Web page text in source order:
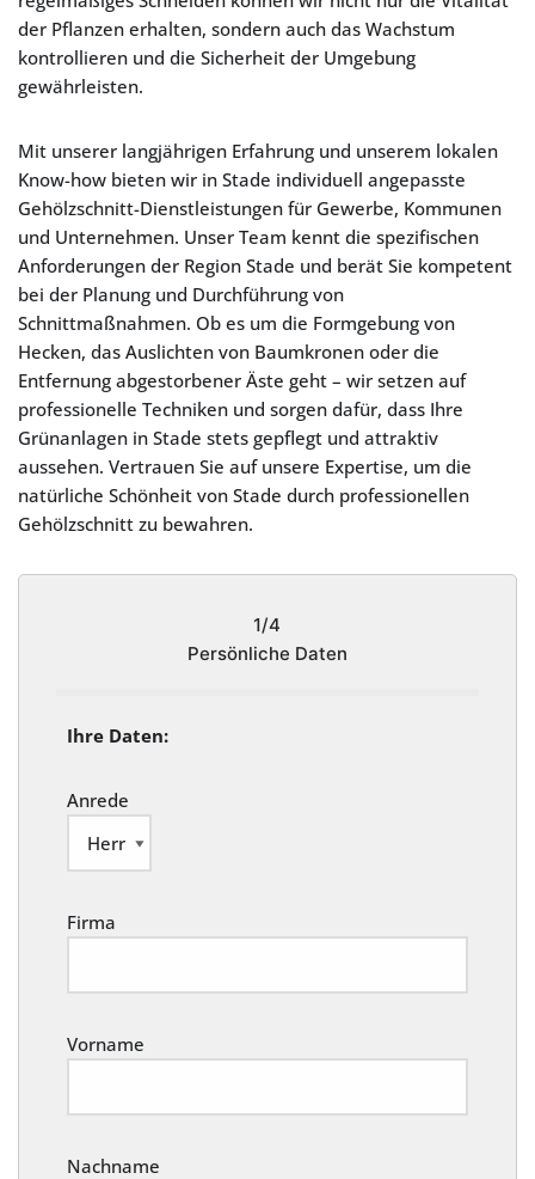
der Pflanzen erhalten, sondern auch das Wachstum
kontrollieren und die Sicherheit der Umgebung
gewährleisten.
Mit unserer langjährigen Erfahrung und unserem lokalen
Know-how bieten wir in Stade individuell angepasste
Gehölzschnitt-Dienstleistungen für Gewerbe, Kommunen
und Unternehmen. Unser Team kennt die spezifischen
Anforderungen der Region Stade und berät Sie kompetent
bei der Planung und Durchführung von
Schnittmaßnahmen. Ob es um die Formgebung von
Hecken, das Auslichten von Baumkronen oder die
Entfernung abgestorbener Äste geht – wir setzen auf
professionelle Techniken und sorgen dafür, dass Ihre
Grünanlagen in Stade stets gepflegt und attraktiv
aussehen. Vertrauen Sie auf unsere Expertise, um die
natürliche Schönheit von Stade durch professionellen
Gehölzschnitt zu bewahren.
1/4
Persönliche Daten
Ihre Daten:
Anrede
Firma
Vorname
Nachname